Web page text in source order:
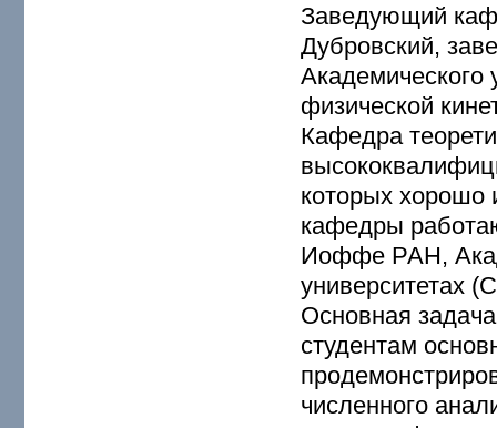
Заведующий
Дубровский,
Академического
физической
Кафедра
которых хорошо
кафедры
Иоффе РАН,
университетах
Основная
студентам
численного